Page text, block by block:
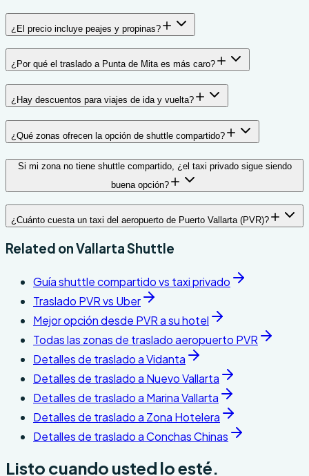
¿El precio incluye peajes y propinas?
¿Por qué el traslado a Punta de Mita es más caro?
¿Hay descuentos para viajes de ida y vuelta?
¿Qué zonas ofrecen la opción de shuttle compartido?
Si mi zona no tiene shuttle compartido, ¿el taxi privado sigue siendo
buena opción?
¿Cuánto cuesta un taxi del aeropuerto de Puerto Vallarta (PVR)?
Related onVallarta Shuttle
Guía shuttle compartido vs taxi privado
Traslado PVR vs Uber
Mejor opción desde PVR a su hotel
Todas las zonas de traslado aeropuerto PVR
Detalles de traslado a Vidanta
Detalles de traslado a Nuevo Vallarta
Detalles de traslado a Marina Vallarta
Detalles de traslado a Zona Hotelera
Detalles de traslado a Conchas Chinas
Listo cuando usted lo esté.